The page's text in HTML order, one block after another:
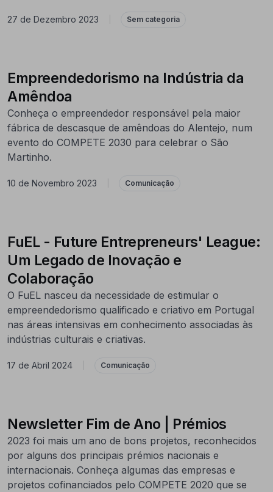
27 de Dezembro 2023 Sem categoria
Empreendedorismo na Indústria da
Amêndoa
Conheça o empreendedor responsável pela maior
fábrica de descasque de amêndoas do Alentejo, num
evento do COMPETE 2030 para celebrar o São
Martinho.
10 de Novembro 2023 Comunicação
FuEL - Future Entrepreneurs' League:
Um Legado de Inovação e
Colaboração
O FuEL nasceu da necessidade de estimular o
empreendedorismo qualificado e criativo em Portugal
nas áreas intensivas em conhecimento associadas às
indústrias culturais e criativas.
17 de Abril 2024 Comunicação
Newsletter Fim de Ano | Prémios
2023 foi mais um ano de bons projetos, reconhecidos
por alguns dos principais prémios nacionais e
internacionais. Conheça algumas das empresas e
projetos cofinanciados pelo COMPETE 2020 que se